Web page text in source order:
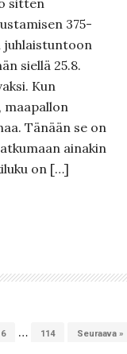
sitten
375-
juhlaistuntoon
siellä 25.8.
Kun
maapallon
Tänään se on
ainakin
on […]
6 … 114 Seuraava »